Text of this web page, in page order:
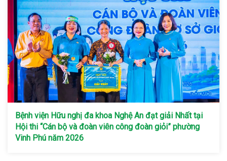
Bệnh viện Hữu nghị đa khoa Nghệ An đạt giải Nhất tại
Hội thi “Cán bộ và đoàn viên công đoàn giỏi” phường
Vinh Phú năm 2026